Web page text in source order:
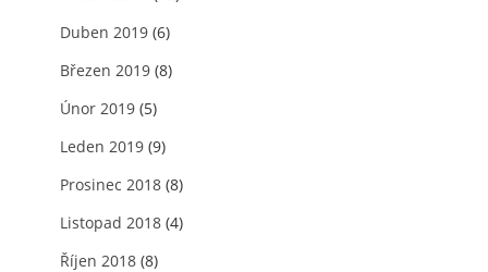
Duben 2019 (6)
Březen 2019 (8)
Únor 2019 (5)
Leden 2019 (9)
Prosinec 2018 (8)
Listopad 2018 (4)
Říjen 2018 (8)